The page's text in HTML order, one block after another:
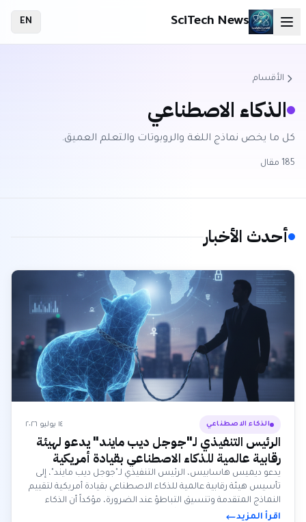
SciTech News
EN
الأقسام
الذكاء الاصطناعي
كل ما يخص نماذج اللغة والروبوتات والتعلم العميق.
185 مقال
أحدث الأخبار
الذكاء الاصطناعي ١٤ يوليو ٢٠٢٦
الرئيس التنفيذي لـ"جوجل ديب مايند" يدعو لهيئة
رقابية عالمية للذكاء الاصطناعي بقيادة أمريكية
يدعو ديميس هاسابيس، الرئيس التنفيذي لـ"جوجل ديب مايند"، إلى
تأسيس هيئة رقابية عالمية للذكاء الاصطناعي بقيادة أمريكية لتقييم
النماذج المتقدمة وتنسيق التباطؤ عند الضرورة، مؤكداً أن الذكاء
الاصطناعي العام بات وشيكاً.
اقرأ المزيد